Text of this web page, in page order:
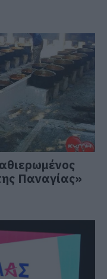
Παναγίας»